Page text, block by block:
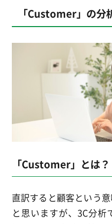
「Customer」の分
「Customer」とは？
直訳すると顧客という
と思いますが、3C分